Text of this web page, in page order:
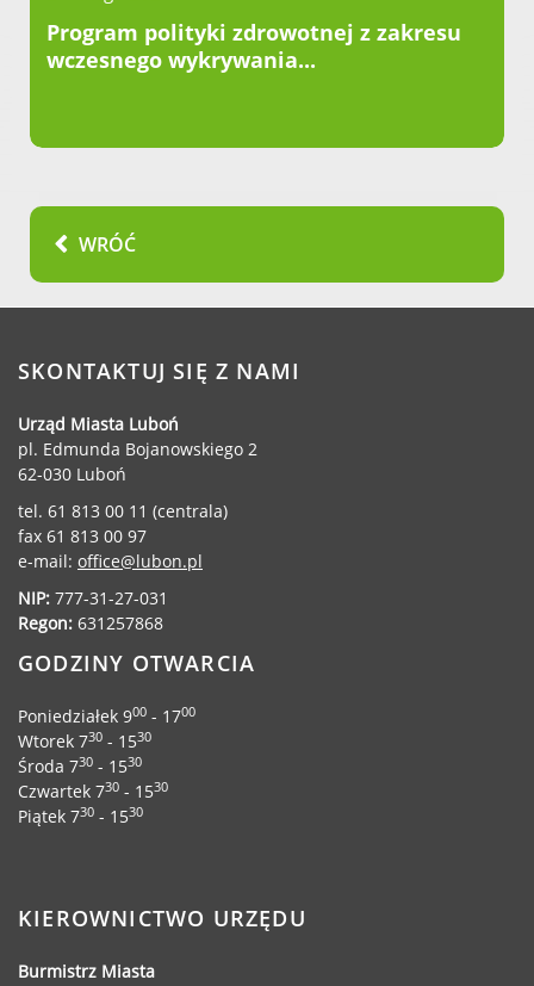
Program polityki zdrowotnej z zakresu
wczesnego wykrywania...
WRÓĆ
SKONTAKTUJ SIĘ Z NAMI
Urząd Miasta Luboń
pl. Edmunda Bojanowskiego 2
62-030 Luboń
tel. 61 813 00 11 (centrala)
fax 61 813 00 97
e-mail: office@lubon.pl
NIP: 777-31-27-031
Regon: 631257868
GODZINY OTWARCIA
Poniedziałek 900 - 1700
Wtorek 730 - 1530
Środa 730 - 1530
Czwartek 730 - 1530
Piątek 730 - 1530
KIEROWNICTWO URZĘDU
Burmistrz Miasta